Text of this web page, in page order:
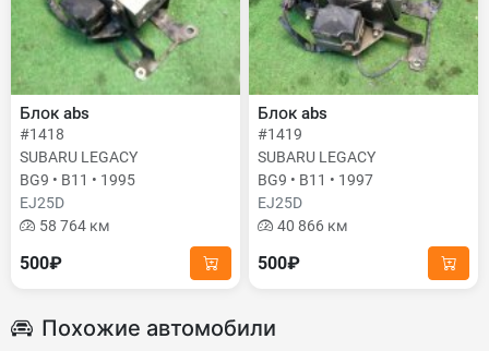
Блок abs
#1418
SUBARU LEGACY
BG9 • B11 • 1995
EJ25D
58 764 км
500₽
Блок abs
#1419
SUBARU LEGACY
BG9 • B11 • 1997
EJ25D
40 866 км
500₽
Похожие автомобили